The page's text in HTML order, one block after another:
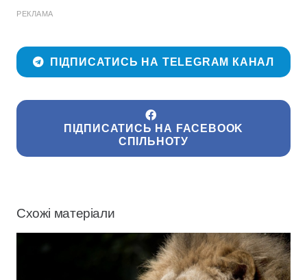
РЕКЛАМА
ПІДПИСАТИСЬ НА TELEGRAM КАНАЛ
ПІДПИСАТИСЬ НА FACEBOOK
СПІЛЬНОТУ
Схожі матеріали